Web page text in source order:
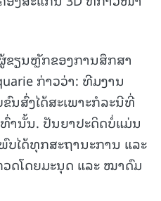
ຂຽນຫຼັກຂອງການສຶກສາ
ກ່າວວ່າ: ທີມງານ
ນສົ່ງໄດ້ສະເພາະກໍລະນີທີ່
ານັ້ນ. ປັນຍາປະດິດບໍ່ແມ່ນ
ບໄດ້ທຸກສະຖານະການ ແລະ
ດໂດຍມະນຸດ ແລະ ໝາດົມ